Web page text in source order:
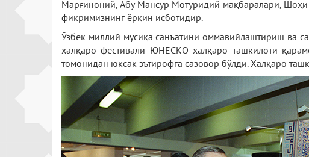
Марғиноний, Абу Мансур Мотуридий мақбаралари, Шоҳи
фикримизнинг ёрқин исботидир.
Ўзбек миллий мусиқа санъатини оммавийлаштириш ва
халқаро фестивали ЮНЕСКО халқаро ташкилоти
томонидан юксак эътирофга сазовор бўлди. Халқаро